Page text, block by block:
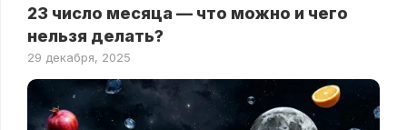
23 число месяца — что можно и чего
нельзя делать?
29 декабря, 2025